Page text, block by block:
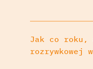
Jak co roku,
rozrywkowej